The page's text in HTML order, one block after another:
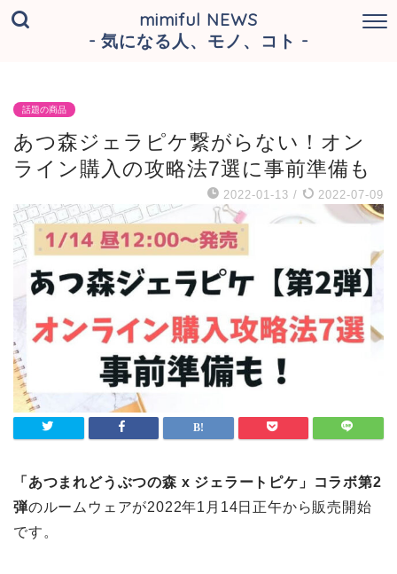
mimiful NEWS
- 気になる人、モノ、コト -
話題の商品
あつ森ジェラピケ繋がらない！オン
ライン購入の攻略法7選に事前準備も
2022-01-13 / 2022-07-09
「あつまれどうぶつの森 x ジェラートピケ」コラボ第2
弾のルームウェアが2022年1月14日正午から販売開始
です。